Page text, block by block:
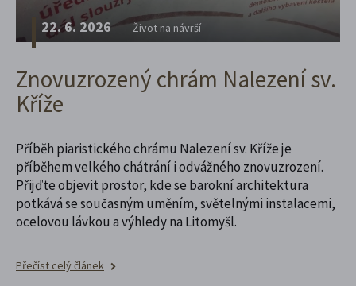
22. 6. 2026 Život na návrší
Znovuzrozený chrám Nalezení sv.
Kříže
Příběh piaristického chrámu Nalezení sv. Kříže je
příběhem velkého chátrání i odvážného znovuzrození.
Přijďte objevit prostor, kde se barokní architektura
potkává se současným uměním, světelnými instalacemi,
ocelovou lávkou a výhledy na Litomyšl.
Přečíst celý článek